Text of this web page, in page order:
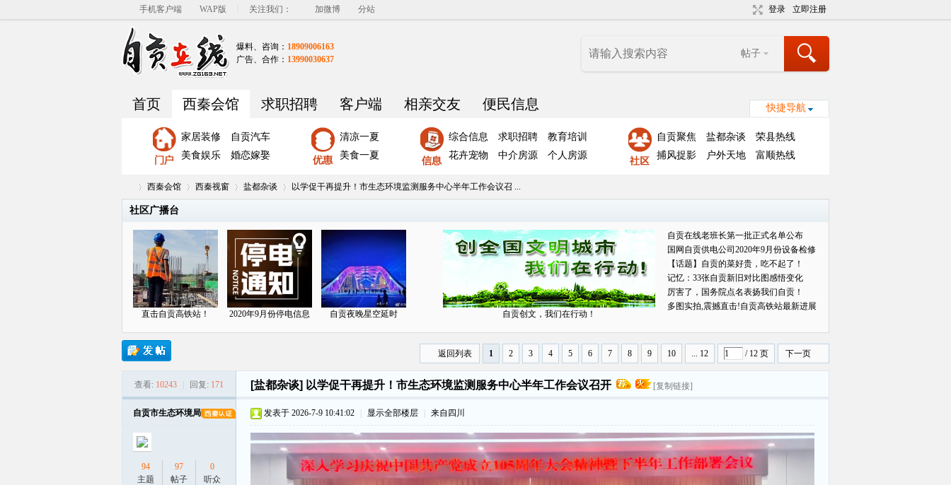
手机客户端 WAP版 关注我们： 加微博 分站 登录 立即注册
爆料、咨询： 18909006163
广告、合作： 13990030637
帖子
快捷导航
首页 西秦会馆 求职招聘 客户端 相亲交友 便民信息
家居装修
自贡汽车
美食娱乐
婚恋嫁娶
清凉一夏
美食一夏
综合信息 求职招聘
教育培训
花卉宠物
中介房源 个人房源
自贡聚焦 盐都杂谈
荣县热线
捕风捉影
户外天地 富顺热线
西秦会馆 西秦视窗 盐都杂谈
›
以学促干再提升！市生态环境监测服务中心半年工作会议召 ...
社区广播台
直击自贡高铁站！ 2020年9月份停电信息 自贡夜晚星空延时 自贡创文，我们在行动！
自贡在线老班长第一批正式名单公布
国网自贡供电公司2020年9月份设备检修
对外
【话题】自贡的菜好贵，吃不起了！
记忆：33张自贡新旧对比图感悟变化
厉害了，国务院点名表扬我们自贡！
多图实拍,震撼直击!自贡高铁站最新进展
1 2 3 4 5 6 7 8 9 10 ... 12 / 12 页 下一页
返回列表
查看: 10243 回复: 171 [盐都杂谈] 以学促干再提升！市生态环境监测服务中心半年工作会议召开 [复制链接]
自贡市生态环境局
94
主题
97
帖子
0
听众
发表于 2026-7-9 10:41:02 显示全部楼层 来自四川